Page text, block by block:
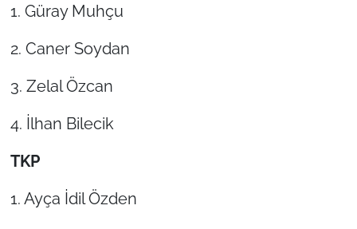
1. Güray Muhçu
2. Caner Soydan
3. Zelal Özcan
4. İlhan Bilecik
TKP
1. Ayça İdil Özden